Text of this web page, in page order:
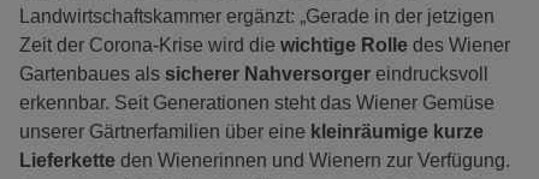
Landwirtschaftskammer ergänzt: „Gerade in der jetzigen
Zeit der Corona-Krise wird die wichtige Rolle des Wiener
Gartenbaues als sicherer Nahversorger eindrucksvoll
erkennbar. Seit Generationen steht das Wiener Gemüse
unserer Gärtnerfamilien über eine kleinräumige kurze
Lieferkette den Wienerinnen und Wienern zur Verfügung.